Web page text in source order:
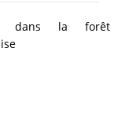
dans la forêt